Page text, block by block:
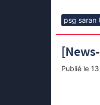
psg saran
Publié le